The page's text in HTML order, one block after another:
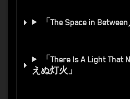
「The Space in
「There Is A Light That
えぬ灯火」